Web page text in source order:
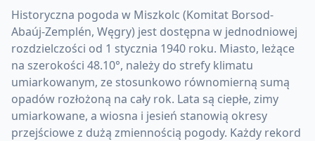
Historyczna pogoda w Miszkolc (Komitat Borsod-
Abaúj-Zemplén, Węgry) jest dostępna w jednodniowej
rozdzielczości od 1 stycznia 1940 roku. Miasto, leżące
na szerokości 48.10°, należy do strefy klimatu
umiarkowanym, ze stosunkowo równomierną sumą
opadów rozłożoną na cały rok. Lata są ciepłe, zimy
umiarkowane, a wiosna i jesień stanowią okresy
przejściowe z dużą zmiennością pogody. Każdy rekord